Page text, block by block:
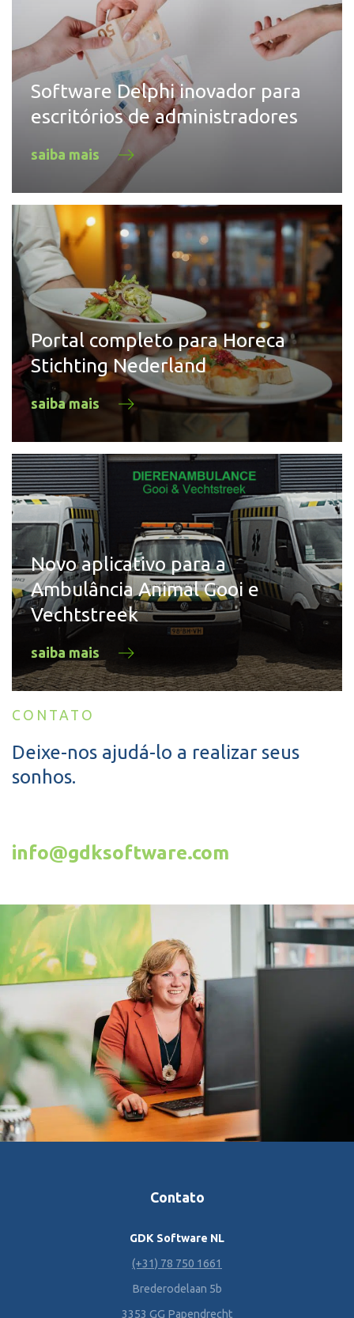
Software Delphi inovador para
escritórios de administradores
saiba mais
Portal completo para Horeca
Stichting Nederland
saiba mais
Novo aplicativo para a
Ambulância Animal Gooi e
Vechtstreek
saiba mais
CONTATO
Deixe-nos ajudá-lo a realizar seus
sonhos.
info@gdksoftware.com
Contato
GDK Software NL
(+31) 78 750 1661
Brederodelaan 5b
3353 GG Papendrecht